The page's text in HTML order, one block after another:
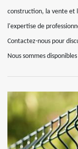
construction, la vente et
l'expertise de
Contactez-nous pour
Nous sommes